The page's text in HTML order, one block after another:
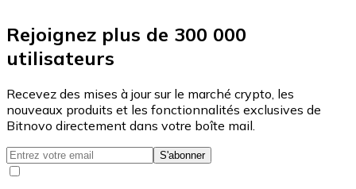
Rejoignez plus de 300 000
utilisateurs
Recevez des mises à jour sur le marché crypto, les
nouveaux produits et les fonctionnalités exclusives de
Bitnovo directement dans votre boîte mail.
S'abonner